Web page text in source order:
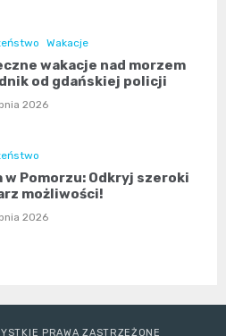
Wakacje
wakacje nad morzem
od gdańskiej policji
2026
w Pomorzu: Odkryj szeroki
możliwości!
2026
PRAWA ZASTRZEŻONE